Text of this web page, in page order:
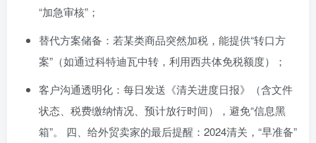
“加急审核”；
替代方案储备：若某类商品突然加税，能提供“转口方
案”（如通过科特迪瓦中转，利用西共体免税额度）；
客户沟通透明化：每日发送《清关进度日报》（含文件
状态、税费缴纳情况、预计放行时间），避免“信息黑
箱”。 四、给外贸卖家的最后提醒：2024清关，“早准备”